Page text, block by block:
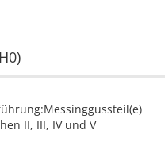
II, III, IV und V